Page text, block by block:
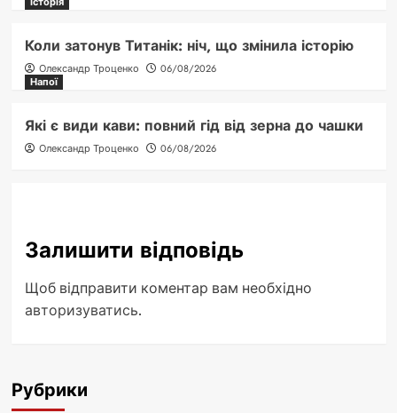
Коли затонув Титанік: ніч, що змінила історію
Олександр Троценко
06/08/2026
Напої
Які є види кави: повний гід від зерна до чашки
Олександр Троценко 06/08/2026
Залишити відповідь
Щоб відправити коментар вам необхідно
авторизуватись.
Рубрики